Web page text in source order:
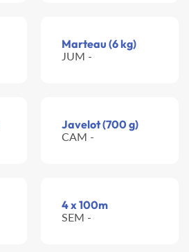
Marteau (6 kg)
JUM -
Javelot (700 g)
CAM -
4 x 100m
SEM -